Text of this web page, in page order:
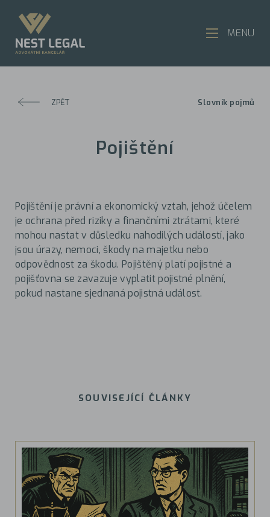
ZPĚT Slovník pojmů
Pojištění
Pojištění je právní a ekonomický vztah, jehož účelem
je ochrana před riziky a finančními ztrátami, které
mohou nastat v důsledku nahodilých událostí, jako
jsou úrazy, nemoci, škody na majetku nebo
odpovědnost za škodu. Pojištěný platí pojistné a
pojišťovna se zavazuje vyplatit pojistné plnění,
pokud nastane sjednaná pojistná událost.
SOUVISEJÍCÍ ČLÁNKY
MENU